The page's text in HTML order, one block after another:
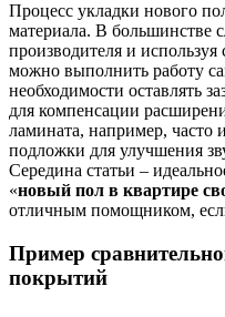
Процесс укладки нового
материала. В большинстве
производителя и
можно выполнить работу
необходимости оставлять
для компенсации
ламината, например, часто
подложки для улучшения
Середина статьи –
«новый пол в квартире
отличным помощником,
Пример
покрытий